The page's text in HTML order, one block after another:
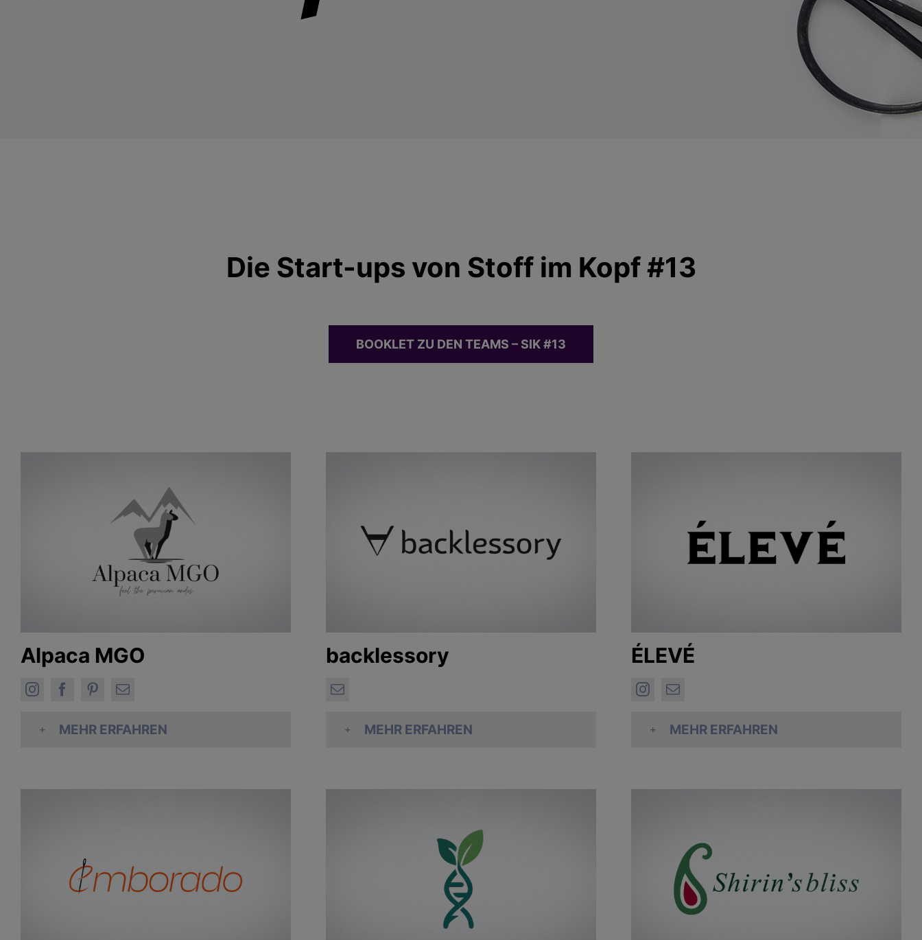
Die Start-ups von Stoff im Kopf #13
BOOKLET ZU DEN TEAMS – SIK #13
Alpaca MGO
MEHR ERFAHREN
backlessory
MEHR ERFAHREN
ÉLEVÉ
MEHR ERFAHREN